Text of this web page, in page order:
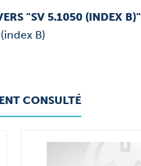
"SV 5.1050 (INDEX B)"
B)
CONSULTÉ